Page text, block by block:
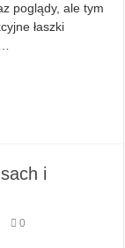
poglądy, ale tym
łaszki
i
0